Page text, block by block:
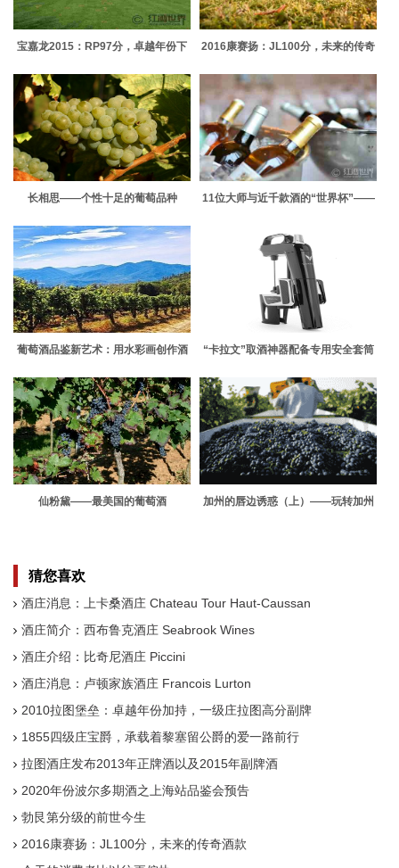
宝嘉龙2015：RP97分，卓越年份下
2016康赛扬：JL100分，未来的传奇
长相思——个性十足的葡萄品种
11位大师与近千款酒的“世界杯”——
葡萄酒品鉴新艺术：用水彩画创作酒
“卡拉文”取酒神器配备专用安全套筒
仙粉黛——最美国的葡萄酒
加州的唇边诱惑（上）——玩转加州
猜您喜欢
酒庄消息：上卡桑酒庄 Chateau Tour Haut-Caussan
酒庄简介：西布鲁克酒庄 Seabrook Wines
酒庄介绍：比奇尼酒庄 Piccini
酒庄消息：卢顿家族酒庄 Francois Lurton
2010拉图堡垒：卓越年份加持，一级庄拉图高分副牌
1855四级庄宝爵，承载着黎塞留公爵的爱一路前行
拉图酒庄发布2013年正牌酒以及2015年副牌酒
2020年份波尔多期酒之上海站品鉴会预告
勃艮第分级的前世今生
2016康赛扬：JL100分，未来的传奇酒款